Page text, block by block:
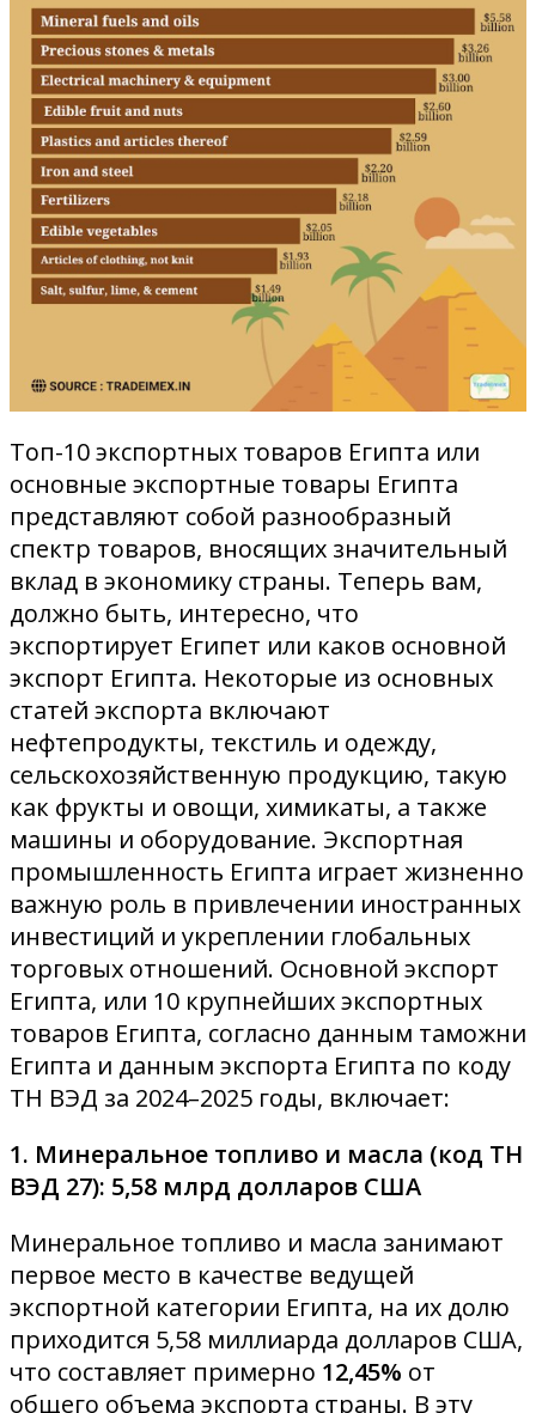
Топ-10 экспортных товаров Египта или
основные экспортные товары Египта
представляют собой разнообразный
спектр товаров, вносящих значительный
вклад в экономику страны. Теперь вам,
должно быть, интересно, что
экспортирует Египет или каков основной
экспорт Египта. Некоторые из основных
статей экспорта включают
нефтепродукты, текстиль и одежду,
сельскохозяйственную продукцию, такую ​​​​
как фрукты и овощи, химикаты, а также
машины и оборудование. Экспортная
промышленность Египта играет жизненно
важную роль в привлечении иностранных
инвестиций и укреплении глобальных
торговых отношений. Основной экспорт
Египта, или 10 крупнейших экспортных
товаров Египта, согласно данным таможни
Египта и данным экспорта Египта по коду
ТН ВЭД за 2024–2025 годы, включает:
1. Минеральное топливо и масла (код ТН
ВЭД 27): 5,58 млрд долларов США
Минеральное топливо и масла занимают
первое место в качестве ведущей
экспортной категории Египта, на их долю
приходится 5,58 миллиарда долларов США,
что составляет примерно 12,45% от
общего объема экспорта страны. В эту